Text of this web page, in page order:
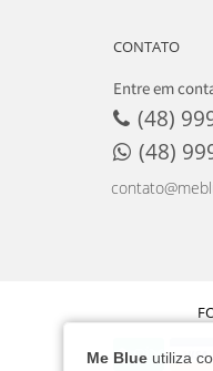
Me Blue utiliza
CONTATO
Entre em
(48)
(48)